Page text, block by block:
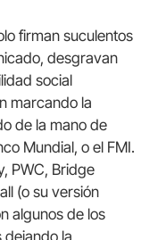
firman suculentos
desgravan
social
marcando la
de la mano de
Mundial, o el FMI.
PWC, Bridge
(o su versión
algunos de los
dejando la